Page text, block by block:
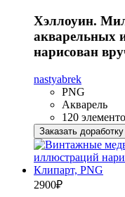
Хэллоуин.
акварельных
нарисован
nastyabrek
PNG
Акварель
120
Заказать доработку
2900₽